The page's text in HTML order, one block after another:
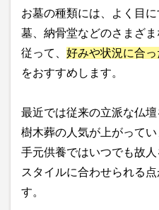
お墓の種類には、よく目
墓、納骨堂などのさまざま
従って、 好みや状況に合
をおすすめします。
最近では従来の立派な仏
樹木葬の人気が上がってい
手元供養ではいつでも故
スタイルに合わせられる
す。